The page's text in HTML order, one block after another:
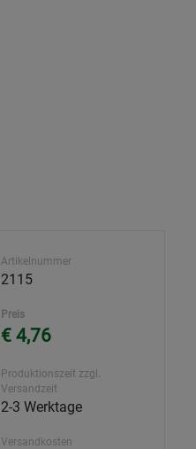
Artikelnummer
2115
Preis
€ 4,76
Produktionszeit zzgl.
Versandzeit
2-3 Werktage
Versandkosten